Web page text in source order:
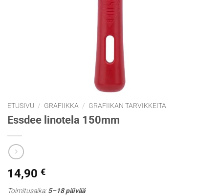
ETUSIVU / GRAFIIKKA / GRAFIIKAN TARVIKKEITA
Essdee linotela 150mm
14,90 €
Toimitusaika:5–18 päivää